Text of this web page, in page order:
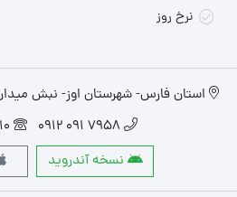
نرخ روز
استان فارس- شهرستان اوز- نبش
7958 091 0912
نسخه آندروید